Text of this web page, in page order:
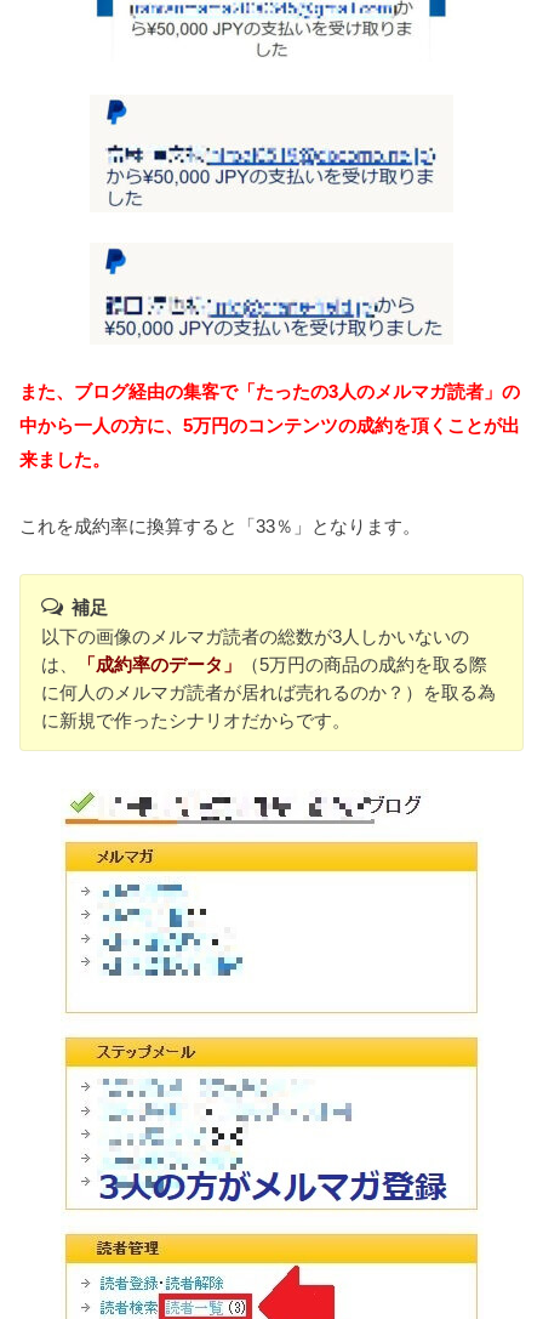
また、ブログ経由の集客で「たったの3人のメルマガ読者」の
中から一人の方に、5万円のコンテンツの成約を頂くことが出
来ました。
これを成約率に換算すると「33％」となります。
補足
以下の画像のメルマガ読者の総数が3人しかいないの
は、
「成約率のデータ」
（5万円の商品の成約を取る際
に何人のメルマガ読者が居れば売れるのか？）を取る為
に新規で作ったシナリオだからです。